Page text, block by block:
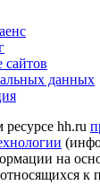
сайтов
данных
hh.ru
на
к